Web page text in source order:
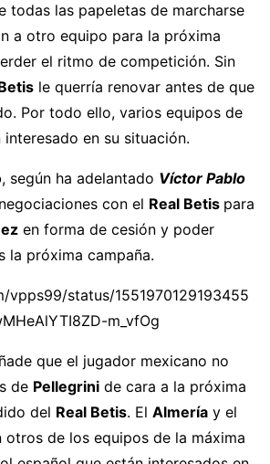
todas las papeletas de marcharse
a otro equipo para la próxima
el ritmo de competición. Sin
le querría renovar antes de que
Por todo ello, varios equipos de
interesado en su situación.
, según ha adelantado Víctor Pablo
con el Real Betis para
en forma de cesión y poder
la próxima campaña.
status/1551970129193455
m_vfOg
que el jugador mexicano no
de Pellegrini de cara a la próxima
del Real Betis. El Almería y el
otros de los equipos de la máxima